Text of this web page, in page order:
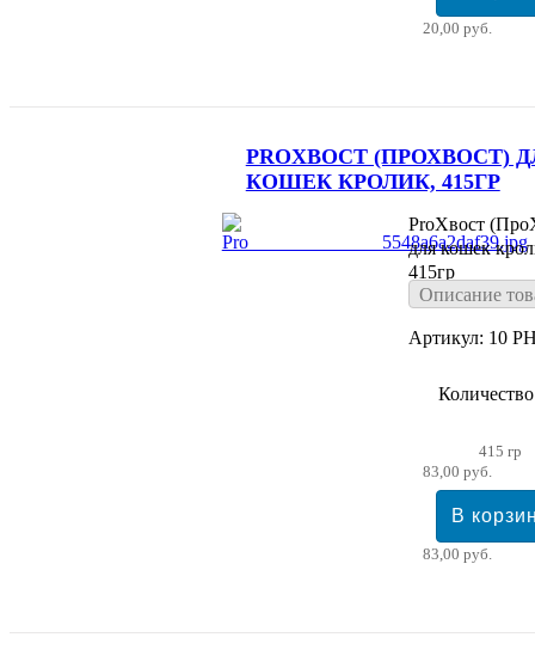
20,00 руб.
PROХВОСТ (ПРОХВОСТ)
КОШЕК КРОЛИК, 415ГР
ProХвост
для кошек
415гр
Описание
Артикул: 10
415 гр
83,00 руб.
83,00 руб.